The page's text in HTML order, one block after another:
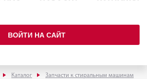
ВОЙТИ НА САЙТ
Каталог
Запчасти к стиральным машинам